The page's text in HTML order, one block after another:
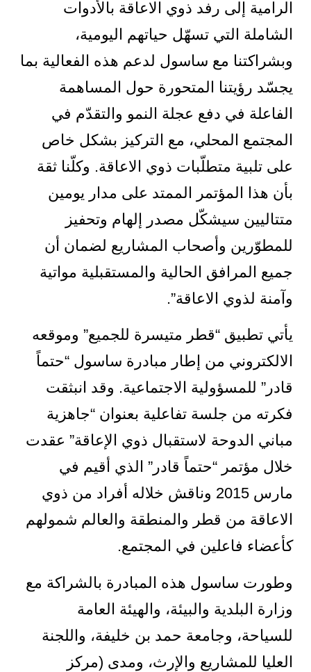
الرامية إلى رفد ذوي الاعاقة بالأدوات
الشاملة التي تسهّل حياتهم اليومية،
وبشراكتنا مع ساسول لدعم هذه الفعالية بما
يجسّد رؤيتنا المتحورة حول المساهمة
الفاعلة في دفع عجلة النمو والتقدّم في
المجتمع المحلي، مع التركيز بشكل خاص
على تلبية متطلّبات ذوي الاعاقة. وكلّنا ثقة
بأن هذا المؤتمر الممتد على مدار يومين
متتاليين سيشكّل مصدر إلهام وتحفيز
للمطوّرين وأصحاب المشاريع لضمان أن
جميع المرافق الحالية والمستقبلية مواتية
وآمنة لذوي الاعاقة”.
يأتي تطبيق “قطر متيسرة للجميع” وموقعه
الالكتروني من إطار مبادرة ساسول “حتماً
قادر” للمسؤولية الاجتماعية. وقد انبثقت
فكرته من جلسة تفاعلية بعنوان “جاهزية
مباني الدوحة لاستقبال ذوي الإعاقة” عقدت
خلال مؤتمر “حتماً قادر” الذي أقيم في
مارس 2015 وناقش خلاله أفراد من ذوي
الاعاقة من قطر والمنطقة والعالم شمولهم
كأعضاء فاعلين في المجتمع.
وطورت ساسول هذه المبادرة بالشراكة مع
وزارة البلدية والبيئة، والهيئة العامة
للسياحة، وجامعة حمد بن خليفة، واللجنة
العليا للمشاريع والإرث، ومدى (مركز